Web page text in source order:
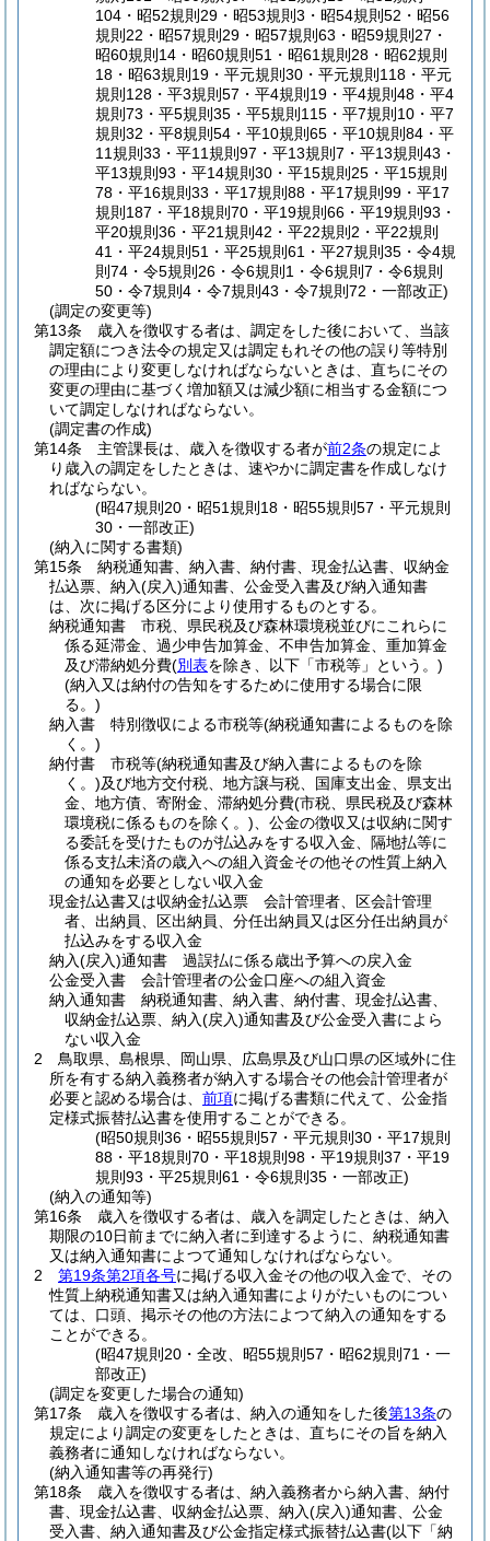
104・昭52規則29・昭53規則3・昭54規則52・昭56
規則22・昭57規則29・昭57規則63・昭59規則27・
昭60規則14・昭60規則51・昭61規則28・昭62規則
18・昭63規則19・平元規則30・平元規則118・平元
規則128・平3規則57・平4規則19・平4規則48・平4
規則73・平5規則35・平5規則115・平7規則10・平7
規則32・平8規則54・平10規則65・平10規則84・平
11規則33・平11規則97・平13規則7・平13規則43・
平13規則93・平14規則30・平15規則25・平15規則
78・平16規則33・平17規則88・平17規則99・平17
規則187・平18規則70・平19規則66・平19規則93・
平20規則36・平21規則42・平22規則2・平22規則
41・平24規則51・平25規則61・平27規則35・令4規
則74・令5規則26・令6規則1・令6規則7・令6規則
50・令7規則4・令7規則43・令7規則72・一部改正)
(調定の変更等)
第13条
歳入を徴収する者は、調定をした後において、当該
調定額につき法令の規定又は調定もれその他の誤り等特別
の理由により変更しなければならないときは、直ちにその
変更の理由に基づく増加額又は減少額に相当する金額につ
いて調定しなければならない。
(調定書の作成)
第14条
主管課長は、歳入を徴収する者が前2条の規定によ
り歳入の調定をしたときは、速やかに調定書を作成しなけ
ればならない。
(昭47規則20・昭51規則18・昭55規則57・平元規則
30・一部改正)
(納入に関する書類)
第15条
納税通知書、納入書、納付書、現金払込書、収納金
払込票、納入(戻入)通知書、公金受入書及び納入通知書
は、次に掲げる区分により使用するものとする。
納税通知書 市税、県民税及び森林環境税並びにこれらに
係る延滞金、過少申告加算金、不申告加算金、重加算金
及び滞納処分費(別表を除き、以下「市税等」という。)
(納入又は納付の告知をするために使用する場合に限
る。)
納入書 特別徴収による市税等(納税通知書によるものを除
く。)
納付書 市税等(納税通知書及び納入書によるものを除
く。)及び地方交付税、地方譲与税、国庫支出金、県支出
金、地方債、寄附金、滞納処分費(市税、県民税及び森林
環境税に係るものを除く。) 、公金の徴収又は収納に関す
る委託を受けたものが払込みをする収入金、隔地払等に
係る支払未済の歳入への組入資金その他その性質上納入
の通知を必要としない収入金
現金払込書又は収納金払込票 会計管理者、区会計管理
者、出納員、区出納員、分任出納員又は区分任出納員が
払込みをする収入金
納入(戻入)通知書 過誤払に係る歳出予算への戻入金
公金受入書 会計管理者の公金口座への組入資金
納入通知書 納税通知書、納入書、納付書、現金払込書、
収納金払込票、納入(戻入)通知書及び公金受入書によら
ない収入金
2
鳥取県、島根県、岡山県、広島県及び山口県の区域外に住
所を有する納入義務者が納入する場合その他会計管理者が
必要と認める場合は、 前項に掲げる書類に代えて、公金指
定様式振替払込書を使用することができる。
(昭50規則36・昭55規則57・平元規則30・平17規則
88・平18規則70・平18規則98・平19規則37・平19
規則93・平25規則61・令6規則35・一部改正)
(納入の通知等)
第16条
歳入を徴収する者は、歳入を調定したときは、納入
期限の10日前までに納入者に到達するように、納税通知書
又は納入通知書によつて通知しなければならない。
2
第19条第2項各号に掲げる収入金その他の収入金で、その
性質上納税通知書又は納入通知書によりがたいものについ
ては、口頭、掲示その他の方法によつて納入の通知をする
ことができる。
(昭47規則20・全改、昭55規則57・昭62規則71・一
部改正)
(調定を変更した場合の通知)
第17条
歳入を徴収する者は、納入の通知をした後第13条の
規定により調定の変更をしたときは、直ちにその旨を納入
義務者に通知しなければならない。
(納入通知書等の再発行)
第18条
歳入を徴収する者は、納入義務者から納入書、納付
書、現金払込書、収納金払込票、納入(戻入)通知書、公金
受入書、納入通知書及び公金指定様式振替払込書(以下「納